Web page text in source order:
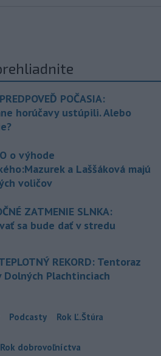
POČASIA:
horúčavy ustúpili. Alebo
o výhode
a Laššáková majú
voličov
ZATMENIE SLNKA:
sa bude dať v stredu
REKORD: Tentoraz
Dolných Plachtinciach
Podcasty Rok Ľ.Štúra
Rok dobrovoľníctva